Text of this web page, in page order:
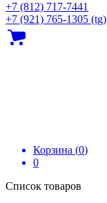
+7 (812) 717‑7441
+7 (921) 765-1305 (tg)
Корзина (0)
0
Список товаров